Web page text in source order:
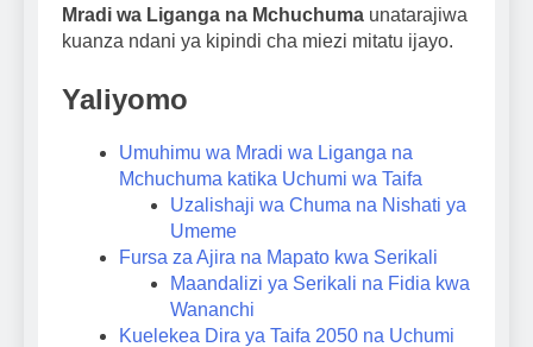
Mradi wa Liganga na Mchuchuma unatarajiwa
kuanza ndani ya kipindi cha miezi mitatu ijayo.
Yaliyomo
Umuhimu wa Mradi wa Liganga na
Mchuchuma katika Uchumi wa Taifa
Uzalishaji wa Chuma na Nishati ya
Umeme
Fursa za Ajira na Mapato kwa Serikali
Maandalizi ya Serikali na Fidia kwa
Wananchi
Kuelekea Dira ya Taifa 2050 na Uchumi